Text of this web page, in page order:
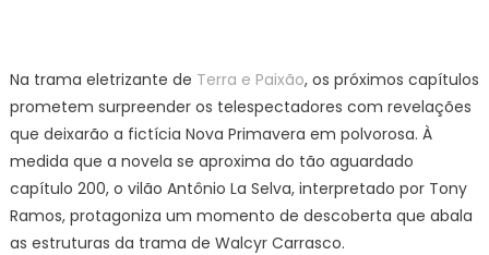
Na trama eletrizante de Terra e Paixão, os próximos capítulos
prometem surpreender os telespectadores com revelações
que deixarão a fictícia Nova Primavera em polvorosa. À
medida que a novela se aproxima do tão aguardado
capítulo 200, o vilão Antônio La Selva, interpretado por Tony
Ramos, protagoniza um momento de descoberta que abala
as estruturas da trama de Walcyr Carrasco.